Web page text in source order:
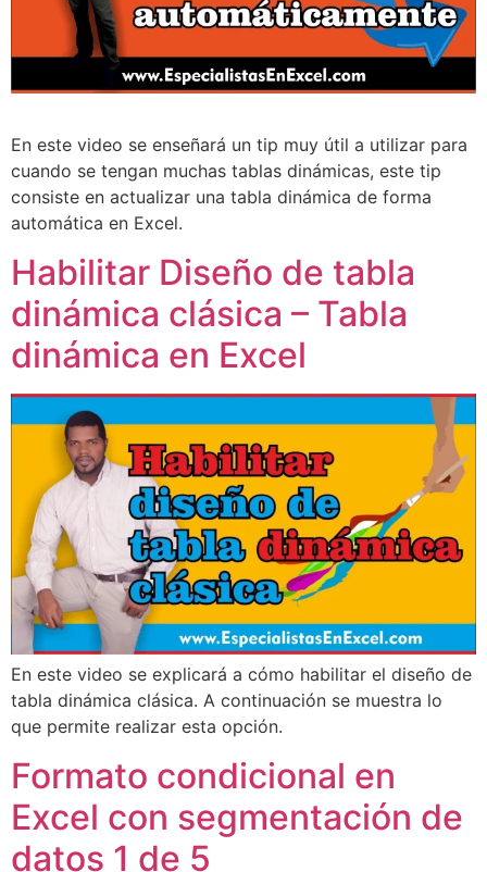
En este video se enseñará un tip muy útil a utilizar para
cuando se tengan muchas tablas dinámicas, este tip
consiste en actualizar una tabla dinámica de forma
automática en Excel.
Habilitar Diseño de tabla
dinámica clásica – Tabla
dinámica en Excel
En este video se explicará a cómo habilitar el diseño de
tabla dinámica clásica. A continuación se muestra lo
que permite realizar esta opción.
Formato condicional en
Excel con segmentación de
datos 1 de 5